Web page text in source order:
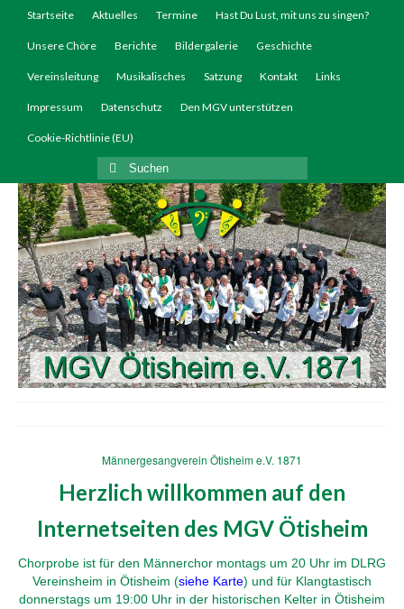
Startseite Aktuelles Termine Hast Du Lust, mit uns zu singen?
Unsere Chöre Berichte Bildergalerie Geschichte
Vereinsleitung Musikalisches Satzung Kontakt Links
Impressum Datenschutz Den MGV unterstützen
Cookie-Richtlinie (EU)
Suchen
nach:
Männergesangverein Ötisheim e.V. 1871
Herzlich willkommen auf den
Internetseiten des MGV Ötisheim
Chorprobe ist für den Männerchor montags um 20 Uhr im DLRG
Vereinsheim in Ötisheim (siehe Karte) und für Klangtastisch
donnerstags um 19:00 Uhr in der historischen Kelter in Ötisheim